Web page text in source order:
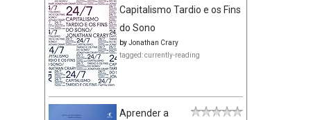
Capitalismo Tardio e os Fins
do Sono
byJonathan Crary
tagged: currently-reading
Aprender a